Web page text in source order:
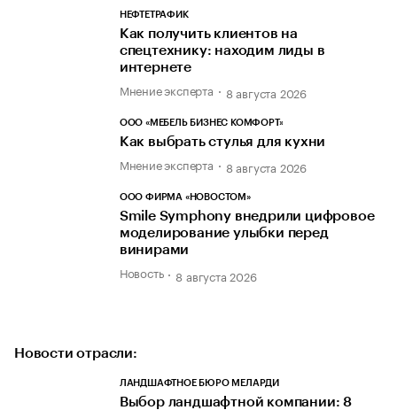
НЕФТЕТРАФИК
Как получить клиентов на
спецтехнику: находим лиды в
интернете
Мнение эксперта 8 августа 2026
ООО «МЕБЕЛЬ БИЗНЕС КОМФОРТ»
Как выбрать стулья для кухни
Мнение эксперта 8 августа 2026
ООО ФИРМА «НОВОСТОМ»
Smile Symphony внедрили цифровое
моделирование улыбки перед
винирами
Новость 8 августа 2026
Новости отрасли:
ЛАНДШАФТНОЕ БЮРО МЕЛАРДИ
Выбор ландшафтной компании: 8